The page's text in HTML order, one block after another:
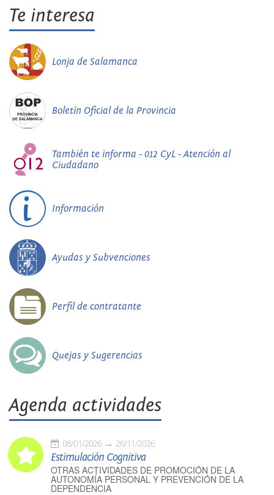
Te interesa
Lonja de Salamanca
Boletín Oficial de la Provincia
También te informa - 012 CyL - Atención al
Ciudadano
Información
Ayudas y Subvenciones
Perfil de contratante
Quejas y Sugerencias
Agenda actividades
08/01/2026 26/11/2026
Estimulación Cognitiva
OTRAS ACTIVIDADES DE PROMOCIÓN DE LA
AUTONOMÍA PERSONAL Y PREVENCIÓN DE LA
DEPENDENCIA